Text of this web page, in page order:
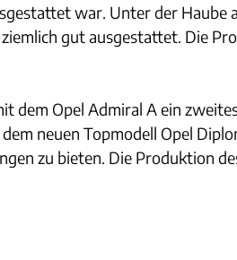
war. Unter der Haube
gut ausgestattet. Die
dem Opel Admiral A ein
neuen Topmodell Opel
zu bieten. Die Produktion